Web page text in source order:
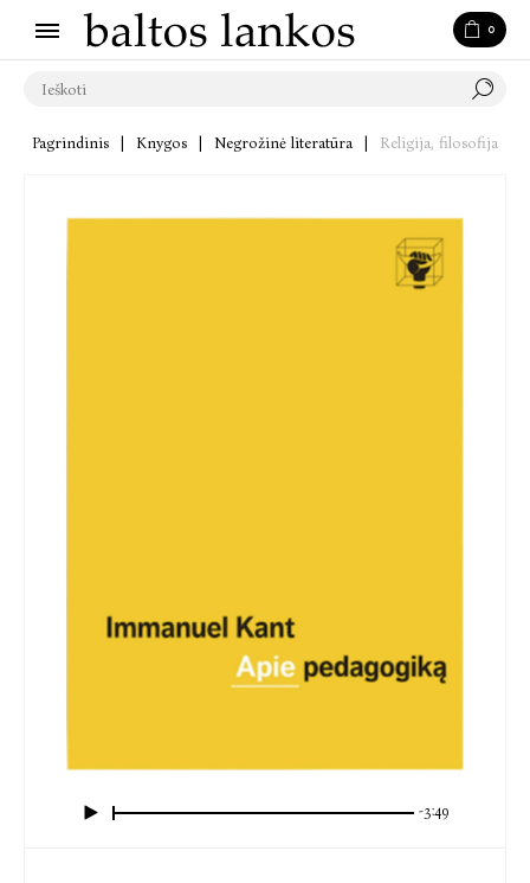
0
Pagrindinis Knygos Negrožinė literatūra Religija, filosofija
-3:49